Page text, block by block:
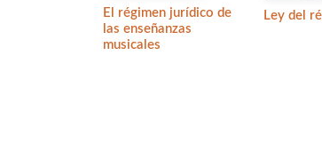
El régimen jurídico de
las enseñanzas
musicales
Ley del